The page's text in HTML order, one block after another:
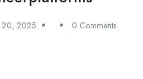
20, 2025 0 Comments